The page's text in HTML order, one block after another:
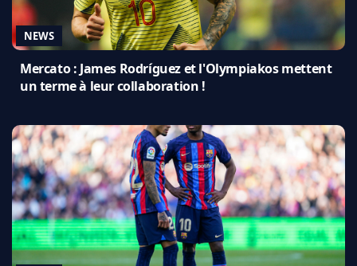
NEWS
Mercato : James Rodríguez et l'Olympiakos mettent
un terme à leur collaboration !